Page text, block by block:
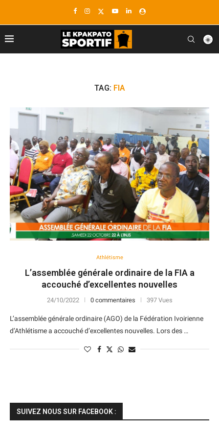
TAG: FIA
Athlétisme
L’assemblée générale ordinaire de la FIA a
accouché d’excellentes nouvelles
24/10/2022 0 commentaires 397 Vues
L’assemblée générale ordinaire (AGO) de la Fédération Ivoirienne
d’Athlétisme a accouché d’excellentes nouvelles. Lors des …
SUIVEZ NOUS SUR FACEBOOK :